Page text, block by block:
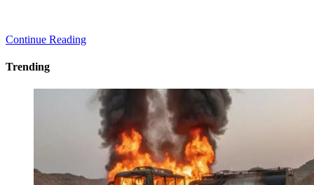
Continue Reading
Trending